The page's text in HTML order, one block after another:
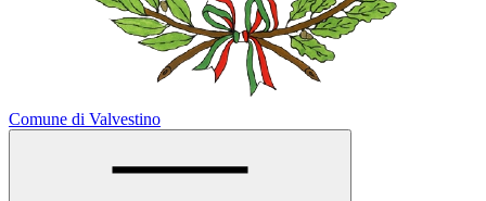
Comune di Valvestino